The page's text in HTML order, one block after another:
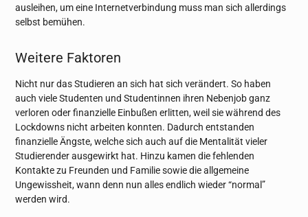
ausleihen, um eine Internetverbindung muss man sich allerdings
selbst bemühen.
Weitere Faktoren
Nicht nur das Studieren an sich hat sich verändert. So haben
auch viele Studenten und Studentinnen ihren Nebenjob ganz
verloren oder finanzielle Einbußen erlitten, weil sie während des
Lockdowns nicht arbeiten konnten. Dadurch entstanden
finanzielle Ängste, welche sich auch auf die Mentalität vieler
Studierender ausgewirkt hat. Hinzu kamen die fehlenden
Kontakte zu Freunden und Familie sowie die allgemeine
Ungewissheit, wann denn nun alles endlich wieder “normal”
werden wird.